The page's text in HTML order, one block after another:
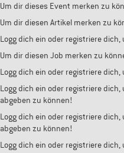
Um dir dieses Event merken zu
Um dir diesen Artikel merken zu
Logg dich ein oder registriere
Um dir diesen Job merken zu
Logg dich ein oder registriere
Logg dich ein oder registriere
abgeben zu können!
Logg dich ein oder registriere
abgeben zu können!
Logg dich ein oder registriere